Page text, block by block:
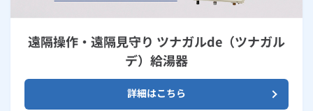
遠隔操作・遠隔見守り ツナガルde（ツナガル
デ）給湯器
詳細はこちら